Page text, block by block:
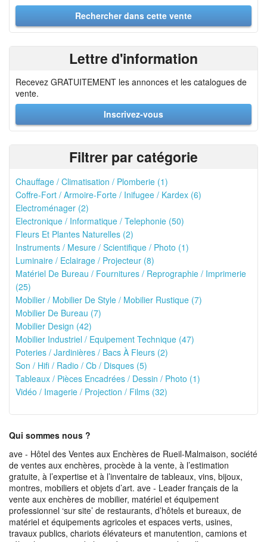
Lettre d'information
Recevez GRATUITEMENT les annonces et les catalogues de
vente.
Inscrivez-vous
Filtrer par catégorie
Chauffage / Climatisation / Plomberie (1)
Coffre-Fort / Armoire-Forte / Inifugee / Kardex (6)
Electroménager (2)
Electronique / Informatique / Telephonie (50)
Fleurs Et Plantes Naturelles (2)
Instruments / Mesure / Scientifique / Photo (1)
Luminaire / Eclairage / Projecteur (8)
Matériel De Bureau / Fournitures / Reprographie / Imprimerie
(25)
Mobilier / Mobilier De Style / Mobilier Rustique (7)
Mobilier De Bureau (7)
Mobilier Design (42)
Mobilier Industriel / Equipement Technique (47)
Poteries / Jardinières / Bacs À Fleurs (2)
Son / Hifi / Radio / Cb / Disques (5)
Tableaux / Pièces Encadrées / Dessin / Photo (1)
Vidéo / Imagerie / Projection / Films (32)
Qui sommes nous ?
ave - Hôtel des Ventes aux Enchères de Rueil-Malmaison, société
de ventes aux enchères, procède à la vente, à l’estimation
gratuite, à l’expertise et à l’inventaire de tableaux, vins, bijoux,
montres, mobiliers et objets d’art. ave - Leader français de la
vente aux enchères de mobilier, matériel et équipement
professionnel ‘sur site’ de restaurants, d’hôtels et bureaux, de
matériel et équipements agricoles et espaces verts, usines,
travaux publics, chariots élévateurs et manutention, camions et